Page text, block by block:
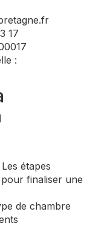
17
:
étapes
finaliser une
de chambre